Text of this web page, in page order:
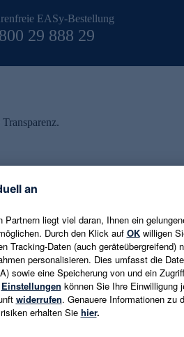
EASy-Bestellung
29 888 29
in
E-Mail-Adresse eingeben
Es gelten die Datenschutzrichtlinien